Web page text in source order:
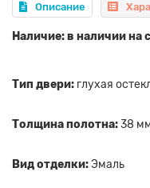
Описание
Наличие: в наличии на
Тип двери: глухая
Толщина полотна:38
Вид отделки:Эмаль